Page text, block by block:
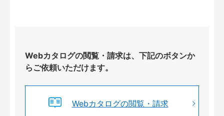
Webカタログの閲覧・請求は、下記のボタンか
らご依頼いただけます。
Webカタログの閲覧・請求